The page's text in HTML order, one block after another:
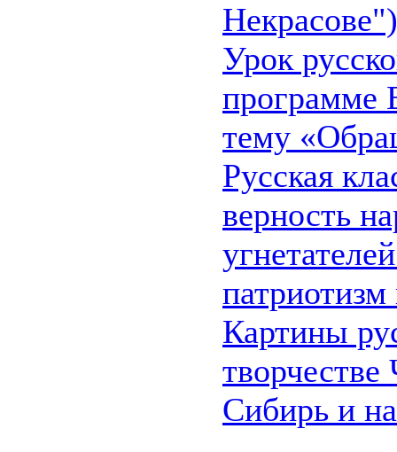
Некрасове")
Урок
программе
тему
Русская
верность
Картины
Сибирь и